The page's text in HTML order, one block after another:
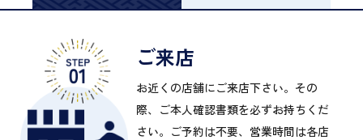
ご来店
お近くの店舗にご来店下さい。その
際、ご本人確認書類を必ずお持ちくだ
さい。ご予約は不要、営業時間は各店